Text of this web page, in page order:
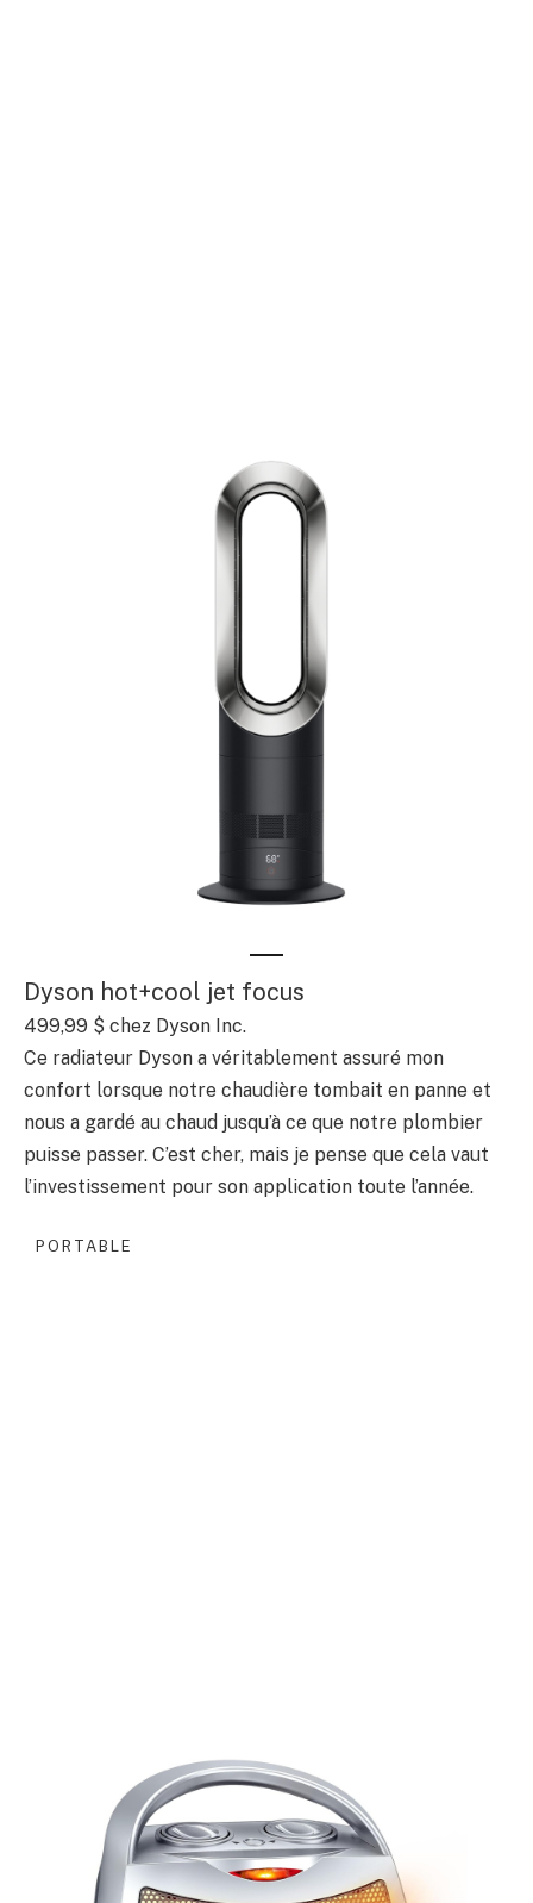
Dyson hot+cool jet focus
499,99 $ chez Dyson Inc.
Ce radiateur Dyson a véritablement assuré mon
confort lorsque notre chaudière tombait en panne et
nous a gardé au chaud jusqu’à ce que notre plombier
puisse passer. C’est cher, mais je pense que cela vaut
l’investissement pour son application toute l’année.
PORTABLE